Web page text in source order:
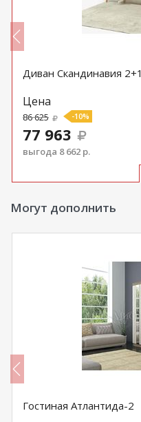
Диван Скандинавия 2+1
Цена
86 625 -10%
77 963
выгода 8 662 р.
Могут дополнить
Гостиная Атлантида-2